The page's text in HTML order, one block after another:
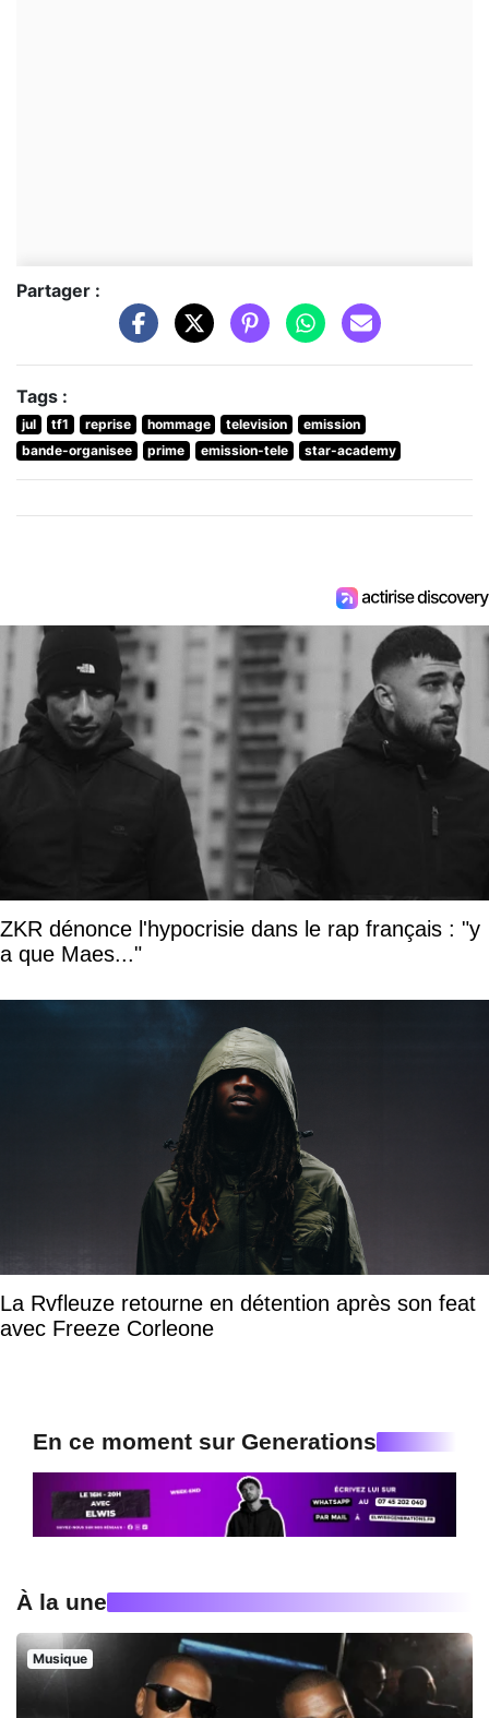
Partager :
Tags :
jul tf1 reprise hommage television
emission
bande-organisee
prime emission-tele star-academy
ZKR dénonce l'hypocrisie dans le rap français : "y
a que Maes..."
La Rvfleuze retourne en détention après son feat
avec Freeze Corleone
En ce moment sur Generations
À la une
Musique